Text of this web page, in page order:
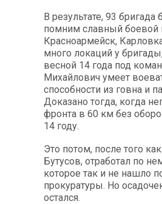
В результате, 93
помним славный боевой
Красноармейск,
много локаций у
весной 14 года под
Михайлович умеет
способности из говна и
Доказано тогда, когда
фронта в 60 км без
14 году.
Это потом, после того
Бутусов, отработал по
которое так и не нашло
прокуратуры. Но
остался.